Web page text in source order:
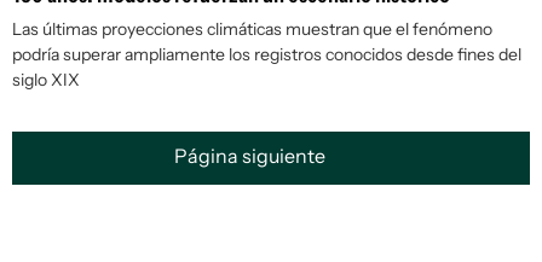
Las últimas proyecciones climáticas muestran que el fenómeno
podría superar ampliamente los registros conocidos desde fines del
siglo XIX
Página siguiente